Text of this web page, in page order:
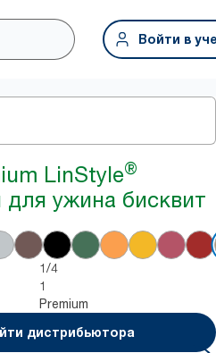
Войти в
LinStyle®
ужина бисквит
1/4
1
Premium
дистрибьютора